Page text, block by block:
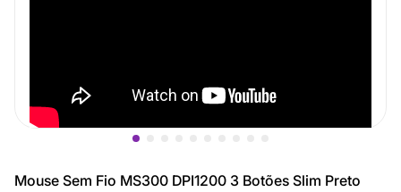
Mouse Sem Fio MS300 DPI1200 3 Botões Slim Preto